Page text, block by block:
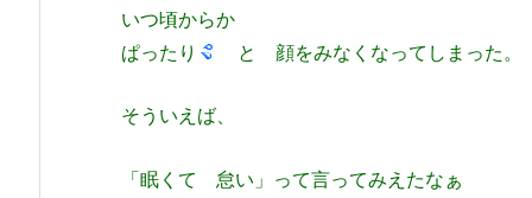
いつ頃からか
ぱったり
と 顔をみなくなってしまった。
そういえば、
「眠くて 怠い」って言ってみえたなぁ